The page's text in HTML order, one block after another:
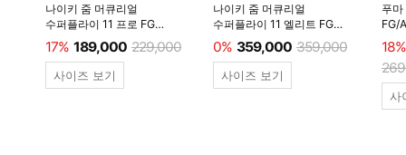
나이키 줌 머큐리얼
수퍼플라이 11 프로 FG
(IF8509-100)
17% 189,000 229,000
사이즈 보기
나이키 줌 머큐리얼
수퍼플라이 11 엘리트 FG
(IF8507-001) 전용쌕/인솔/
주걱/양말 #
0% 359,000 359,000
사이즈 보기
푸
FG/
주
18%
사